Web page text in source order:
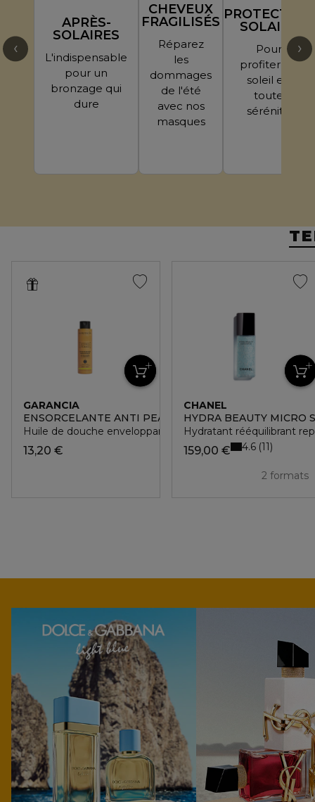
‹
APRÈS-
SOLAIRES
L'indispensable
pour un
bronzage qui
dure
CHEVEUX
FRAGILISÉS
Réparez
les
dommages
de l'été
avec nos
masques
PROTECTION
SOLAIRE
Pour
profiter du
soleil en
toute
sérénité
›
GARANCIA
ENSORCELANTE ANTI PEAU DE CROCO
Huile de douche enveloppante
13,20 €
CHANEL
HYDRA BEAUTY MICRO
Hydratant rééquilibrant
159,00 €
2 formats
4.6 11